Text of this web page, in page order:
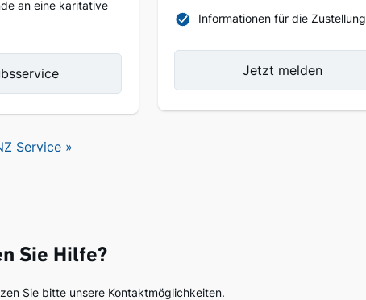
an eine karitative
Informationen für die Zustellung
Jetzt melden
Service »
Sie Hilfe?
Sie bitte unsere Kontaktmöglichkeiten.